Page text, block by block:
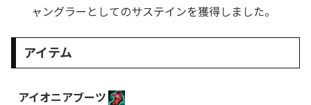
ャングラーとしてのサステインを獲得しました。
アイテム
アイオニアブーツ